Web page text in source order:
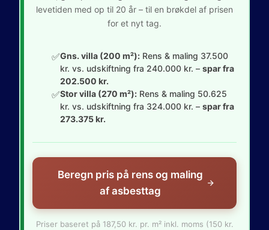
levetiden med op til 20 år – til en brøkdel af prisen
for et nyt tag.
✅Gns. villa (200 m²): Rens & maling 37.500
kr. vs. udskiftning fra 240.000 kr. – spar fra
202.500 kr.
✅Stor villa (270 m²): Rens & maling 50.625
kr. vs. udskiftning fra 324.000 kr. – spar fra
273.375 kr.
Beregn pris på rens og maling
af asbesttag
Priser baseret på 187,50 kr. pr. m² inkl. moms (150 kr.